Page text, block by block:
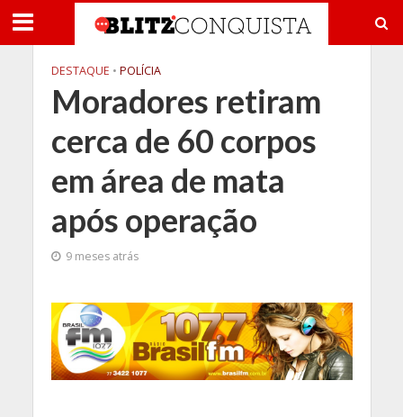
DESTAQUE • POLÍCIA
Moradores retiram
cerca de 60 corpos
em área de mata
após operação
9 meses atrás